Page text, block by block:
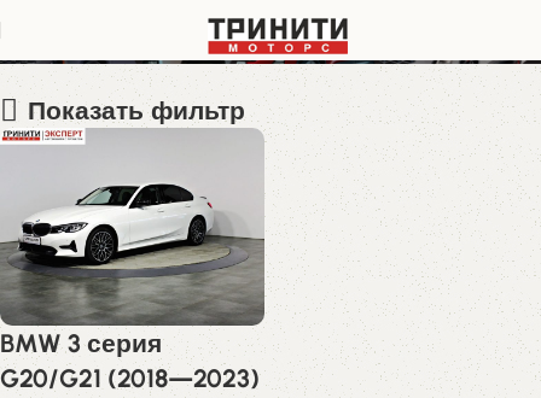
WBA5V510X0AJ53401
Показать фильтр
BMW 3 серия
G20/G21 (2018—2023)